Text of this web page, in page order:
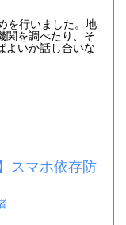
を行いました。地
関を調べたり、そ
よいか話し合いな
スマホ依存防